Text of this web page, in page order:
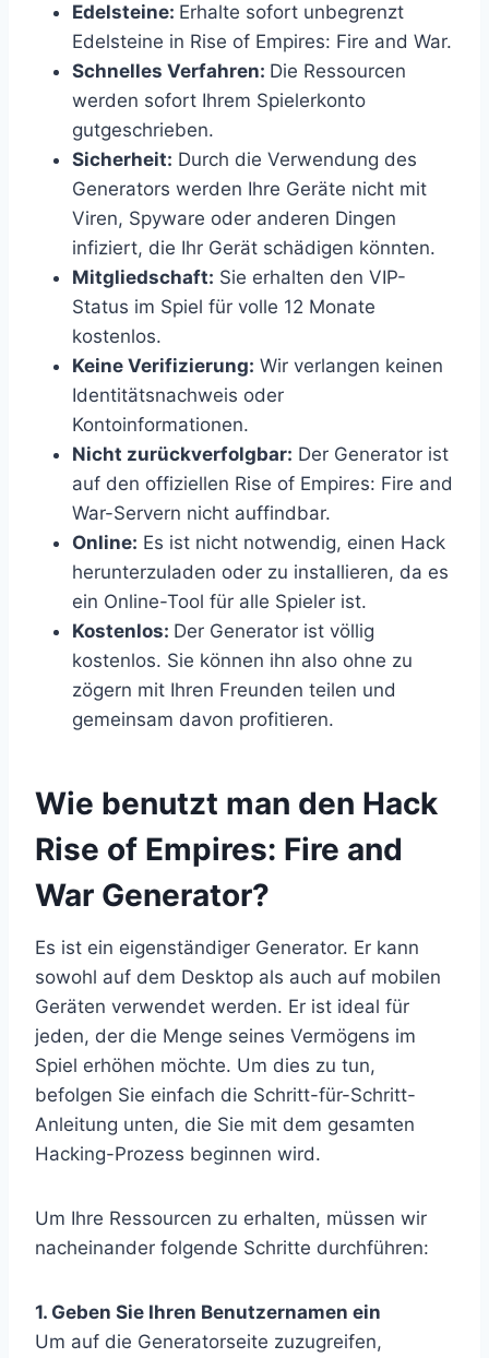
Edelsteine: Erhalte sofort unbegrenzt
Edelsteine in Rise of Empires: Fire and War.
Schnelles Verfahren: Die Ressourcen
werden sofort Ihrem Spielerkonto
gutgeschrieben.
Sicherheit: Durch die Verwendung des
Generators werden Ihre Geräte nicht mit
Viren, Spyware oder anderen Dingen
infiziert, die Ihr Gerät schädigen könnten.
Mitgliedschaft: Sie erhalten den VIP-
Status im Spiel für volle 12 Monate
kostenlos.
Keine Verifizierung: Wir verlangen keinen
Identitätsnachweis oder
Kontoinformationen.
Nicht zurückverfolgbar: Der Generator ist
auf den offiziellen Rise of Empires: Fire and
War-Servern nicht auffindbar.
Online: Es ist nicht notwendig, einen Hack
herunterzuladen oder zu installieren, da es
ein Online-Tool für alle Spieler ist.
Kostenlos: Der Generator ist völlig
kostenlos. Sie können ihn also ohne zu
zögern mit Ihren Freunden teilen und
gemeinsam davon profitieren.
​Wie benutzt man den Hack
Rise of Empires: Fire and
War Generator?
Es ist ein eigenständiger Generator. Er kann
sowohl auf dem Desktop als auch auf mobilen
Geräten verwendet werden. Er ist ideal für
jeden, der die Menge seines Vermögens im
Spiel erhöhen möchte. Um dies zu tun,
befolgen Sie einfach die Schritt-für-Schritt-
Anleitung unten, die Sie mit dem gesamten
Hacking-Prozess beginnen wird.
Um Ihre Ressourcen zu erhalten, müssen wir
nacheinander folgende Schritte durchführen:
1. Geben Sie Ihren Benutzernamen ein
Um auf die Generatorseite zuzugreifen,